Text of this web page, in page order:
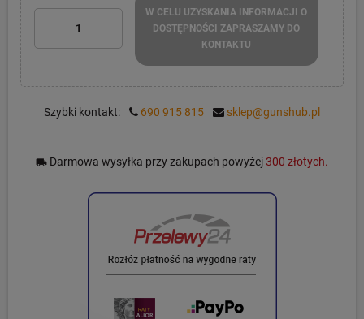
W CELU UZYSKANIA INFORMACJI O
DOSTĘPNOŚCI ZAPRASZAMY DO
KONTAKTU
Szybki kontakt: 690 915 815 sklep@gunshub.pl
local_shipping Darmowa wysyłka przy zakupach powyżej300 złotych.